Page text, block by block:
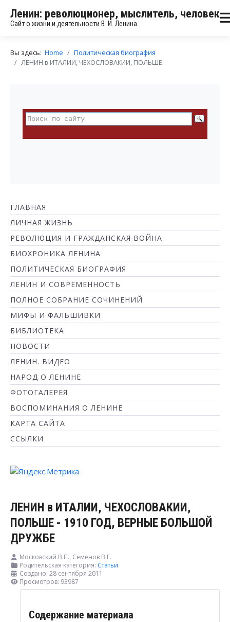
Ленин: революционер, мыслитель, человек
Сайт о жизни и деятельности В. И. Ленина
Вы здесь: Home
Политическая биография
ЛЕНИН в ИТАЛИИ, ЧЕХОСЛОВАКИИ, ПОЛЬШЕ
ГЛАВНАЯ
ЛИЧНАЯ ЖИЗНЬ
РЕВОЛЮЦИЯ И ГРАЖДАНСКАЯ ВОЙНА
БИОХРОНИКА ЛЕНИНА
ПОЛИТИЧЕСКАЯ БИОГРАФИЯ
ЛЕНИН И СОВРЕМЕННОСТЬ
ПОЛНОЕ СОБРАНИЕ СОЧИНЕНИЙ
МИФЫ И ФАЛЬШИВКИ
БИБЛИОТЕКА
НОВОСТИ
ЛЕНИН. ВИДЕО
НАРОД О ЛЕНИНЕ
ФОТОГАЛЕРЕЯ
ВОСПОМИНАНИЯ О ЛЕНИНЕ
КАРТА САЙТА
ССЫЛКИ
ЛЕНИН в ИТАЛИИ, ЧЕХОСЛОВАКИИ,
ПОЛЬШЕ - 1910 ГОД, ВЕРНЫЕ БОЛЬШОЙ
ДРУЖБЕ
Московский В.П., Семенов В.Г.
Родительская категория: Статьи
Создано: 28 сентября 2011
Просмотров: 93987
Содержание материала